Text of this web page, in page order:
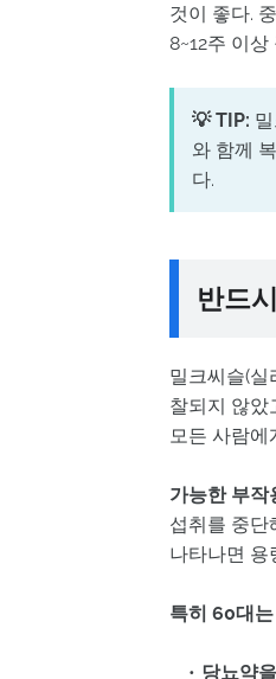
것이 좋다.
8~12주 이
💡 TIP:
와 함께
다.
반드
밀크씨슬(실
찰되지 않았
모든 사람에
가능한 부작
섭취를 중단
나타나면 용
특히 60대
당뇨약